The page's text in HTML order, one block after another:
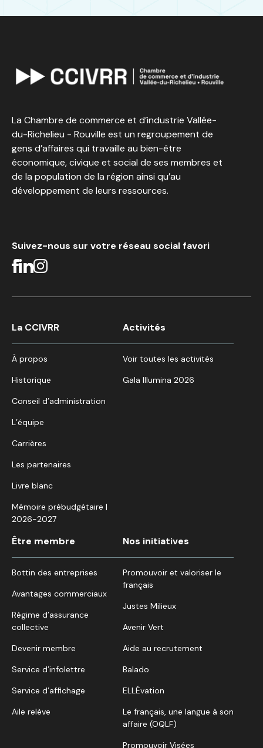
La Chambre de commerce et d’industrie Vallée-
du-Richelieu - Rouville est un regroupement de
gens d’affaires qui travaille au bien-être
économique, civique et social de ses membres et
de la population de la région ainsi qu’au
développement de leurs ressources.
Suivez-nous sur votre réseau social favori
La CCIVRR
À propos
Historique
Conseil d’administration
L’équipe
Carrières
Les partenaires
Livre blanc
Mémoire prébudgétaire |
2026-2027
Activités
Voir toutes les activités
Gala Illumina 2026
Être membre
Bottin des entreprises
Avantages commerciaux
Régime d’assurance
collective
Devenir membre
Service d’infolettre
Service d’affichage
Aile relève
Nos initiatives
Promouvoir et valoriser le
français
Justes Milieux
Avenir Vert
Aide au recrutement
Balado
ELLÉvation
Le français, une langue à son
affaire (OQLF)
Promouvoir Visées